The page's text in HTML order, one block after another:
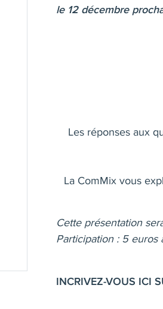
le 12 décembre
Les réponses aux
La ComMix vous
Cette présentation
Participation : 5 euros
INCRIVEZ-VOUS ICI